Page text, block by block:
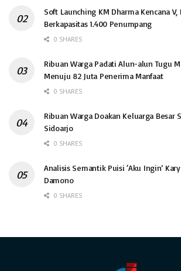
Soft Launching KM Dharma Kencana
Berkapasitas 1.400 Penumpang
0 SHARES
Ribuan Warga Padati Alun-alun Tugu
Menuju 82 Juta Penerima Manfaat
0 SHARES
Ribuan Warga Doakan Keluarga Besar
Sidoarjo
0 SHARES
Analisis Semantik Puisi ‘Aku Ingin’
Damono
0 SHARES